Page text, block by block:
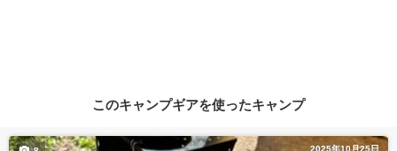
このキャンプギアを使ったキャンプ
2025年10月25日